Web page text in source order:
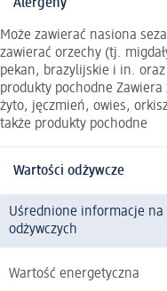
Alergeny
Może zawierać nasiona
zawierać orzechy (tj.
pekan, brazylijskie i in.
produkty pochodne
żyto, jęczmień, owies,
także produkty pochodne
Wartości odżywcze
Uśrednione informacje
odżywczych
Wartość energetyczna